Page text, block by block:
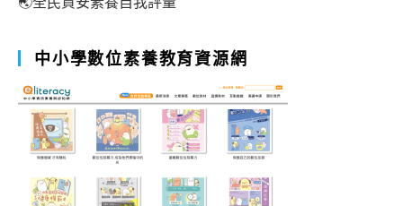
中小學數位素養教育資源網